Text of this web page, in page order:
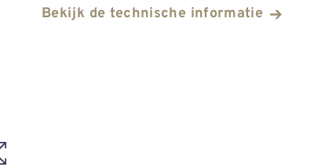
Bekijk de technische informatie